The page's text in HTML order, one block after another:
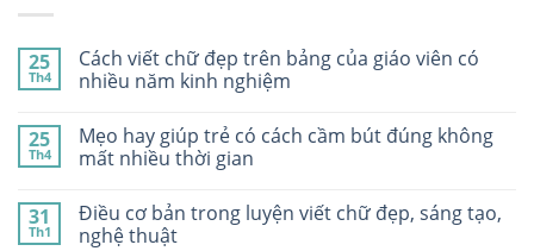
25
Th4
Cách viết chữ đẹp trên bảng của giáo viên có
nhiều năm kinh nghiệm
25
Th4
Mẹo hay giúp trẻ có cách cầm bút đúng không
mất nhiều thời gian
31
Th1
Điều cơ bản trong luyện viết chữ đẹp, sáng tạo,
nghệ thuật